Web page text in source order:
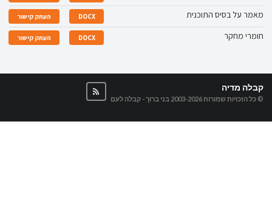
מאמר על בסיס התוכנית DOCX העתק קישור
חומרי מחקר DOCX העתק קישור
קבלה מדיה
© כל הזכויות שמורות 2003-2026 בני ברוך - קבלה לעם